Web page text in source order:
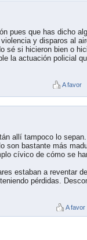
pues que has dicho
y disparos al
sé si hicieron bien o
la actuación policial
A favor
allí tampoco lo
son bastante más
cívico de cómo se
estaban a reventar
pérdidas.
A favor